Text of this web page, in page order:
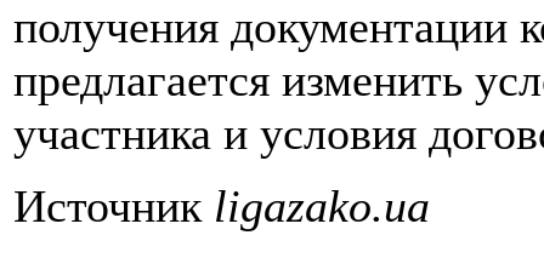
получения документации
предлагается изменить
участника и условия
Источник ligazako.ua